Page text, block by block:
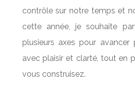
contrôle sur notre temps et
cette année, je souhaite
plusieurs axes pour avancer
avec plaisir et clarté, tout en
vous construisez.